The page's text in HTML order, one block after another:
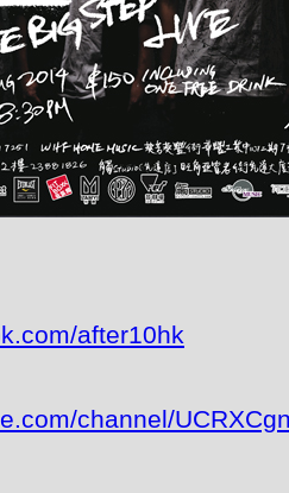
after10hk
channel/